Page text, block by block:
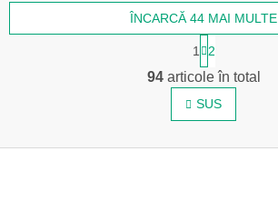
C
o
n
r
ÎNCARCĂ 44 MAI MULTE
a
g
i
n
a
e
1 2
94articole în total
SUS